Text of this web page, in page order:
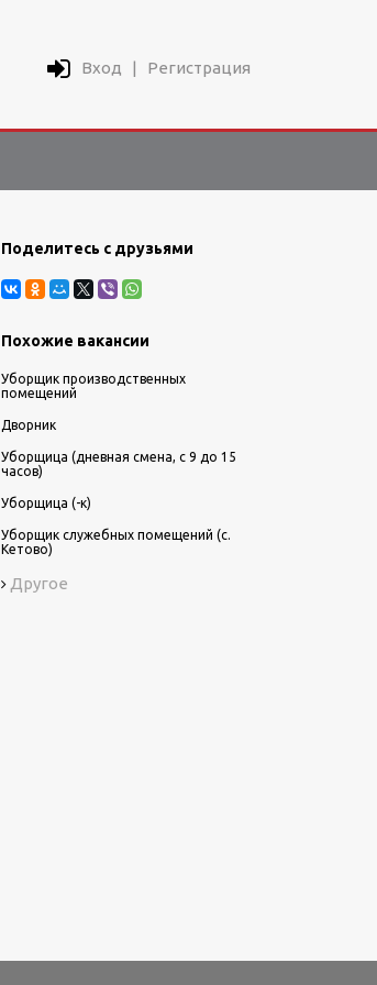
Вход | Регистрация
Поделитесь с друзьями
Похожие вакансии
Уборщик производственных
помещений
Дворник
Уборщица (дневная смена, с 9 до 15
часов)
Уборщица (-к)
Уборщик служебных помещений (с.
Кетово)
Другое